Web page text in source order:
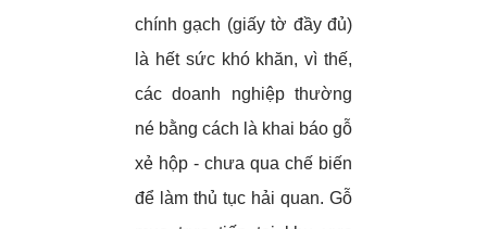
chính gạch (giấy tờ đầy đủ)
là hết sức khó khăn, vì thế,
các doanh nghiệp thường
né bằng cách là khai báo gỗ
xẻ hộp - chưa qua chế biến
để làm thủ tục hải quan. Gỗ